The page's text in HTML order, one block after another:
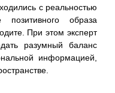
с реальностью
образа
При этом эксперт
разумный баланс
информацией,